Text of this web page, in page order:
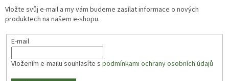
Vložte svůj e-mail a my vám budeme zasílat informace o nových
produktech na našem e-shopu.
E-mail
Vložením e-mailu souhlasíte s podmínkami ochrany osobních údajů